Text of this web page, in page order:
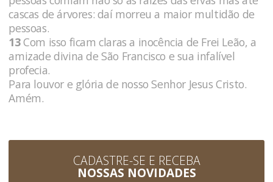
cascas de árvores: daí morreu a maior multidão de
pessoas.
13Com isso ficam claras a inocência de Frei Leão, a
amizade divina de São Francisco e sua infalível
profecia.
Para louvor e glória de nosso Senhor Jesus Cristo.
Amém.
CADASTRE-SE E RECEBA
NOSSAS NOVIDADES